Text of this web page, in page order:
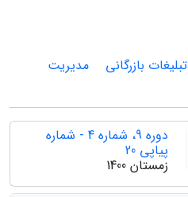
تبلیغات بازرگانی
مدیریت
دوره 9، شماره 4 - شماره
پیاپی 20
زمستان 1400